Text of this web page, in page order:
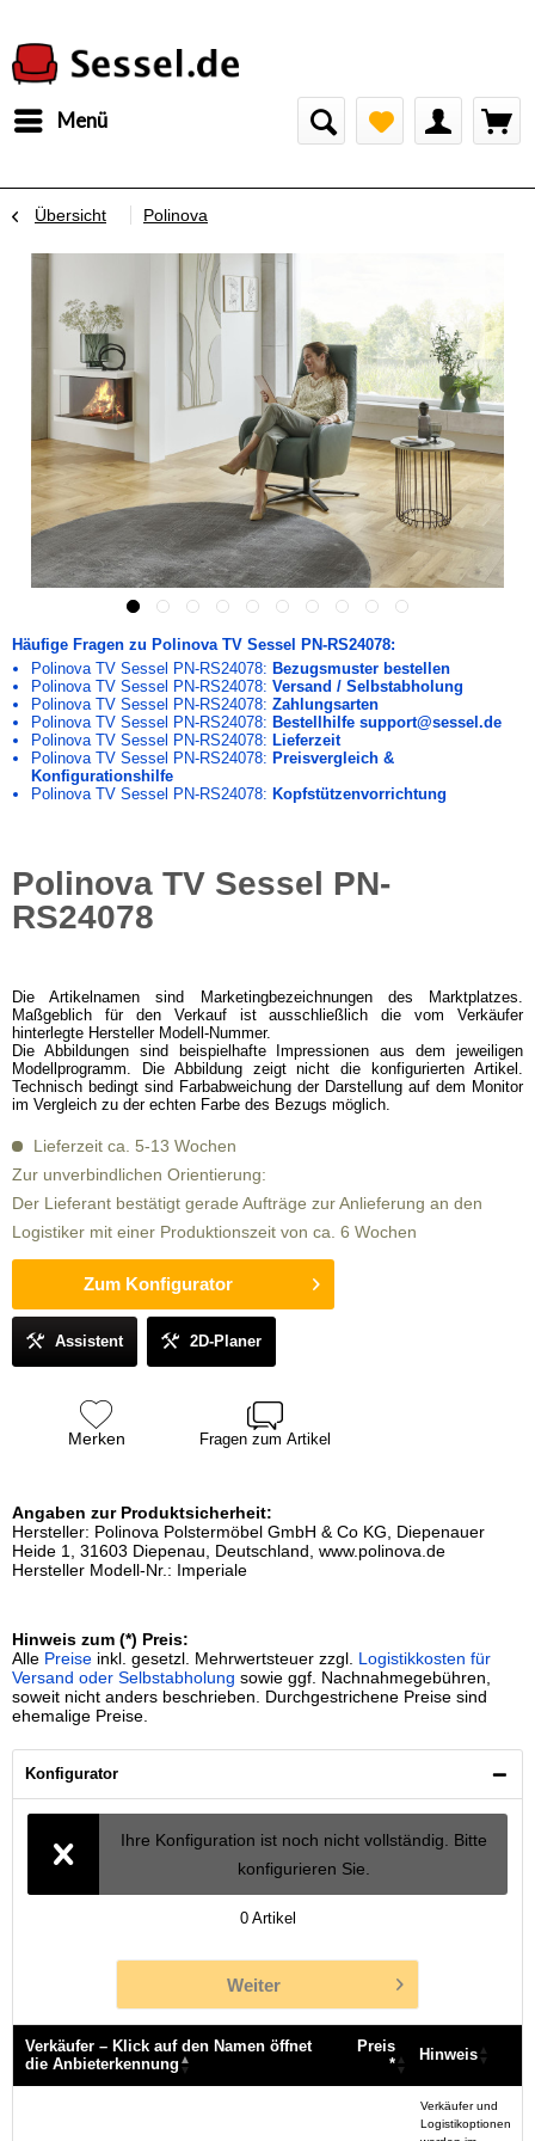
Menü
Übersicht Polinova
Häufige Fragen zu Polinova TV Sessel PN-RS24078:
Polinova TV Sessel PN-RS24078: Bezugsmuster bestellen
Polinova TV Sessel PN-RS24078: Versand / Selbstabholung
Polinova TV Sessel PN-RS24078: Zahlungsarten
Polinova TV Sessel PN-RS24078: Bestellhilfe support@sessel.de
Polinova TV Sessel PN-RS24078: Lieferzeit
Polinova TV Sessel PN-RS24078: Preisvergleich &
Konfigurationshilfe
Polinova TV Sessel PN-RS24078: Kopfstützenvorrichtung
Polinova TV Sessel PN-
RS24078
Die Artikelnamen sind Marketingbezeichnungen des Marktplatzes.
Maßgeblich für den Verkauf ist ausschließlich die vom Verkäufer
hinterlegte Hersteller Modell-Nummer.
Die Abbildungen sind beispielhafte Impressionen aus dem jeweiligen
Modellprogramm. Die Abbildung zeigt nicht die konfigurierten Artikel.
Technisch bedingt sind Farbabweichung der Darstellung auf dem Monitor
im Vergleich zu der echten Farbe des Bezugs möglich.
Lieferzeit ca. 5-13 Wochen
Zur unverbindlichen Orientierung:
Der Lieferant bestätigt gerade Aufträge zur Anlieferung an den
Logistiker mit einer Produktionszeit von ca. 6 Wochen
Zum Konfigurator
Assistent 2D-Planer
Merken Fragen zum Artikel
Angaben zur Produktsicherheit:
Hersteller: Polinova Polstermöbel GmbH & Co KG, Diepenauer
Heide 1, 31603 Diepenau, Deutschland, www.polinova.de
Hersteller Modell-Nr.: Imperiale
Hinweis zum (*) Preis:
Alle Preise inkl. gesetzl. Mehrwertsteuer zzgl. Logistikkosten für
Versand oder Selbstabholung sowie ggf. Nachnahmegebühren,
soweit nicht anders beschrieben. Durchgestrichene Preise sind
ehemalige Preise.
Konfigurator
Ihre Konfiguration ist noch nicht vollständig. Bitte
konfigurieren Sie.
0 Artikel
Weiter
Verkäufer – Klick auf den Namen öffnet
die Anbieterkennung
Preis
*
Hinweis
Verkäufer und
Logistikoptionen